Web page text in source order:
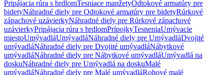
Pripájacia rúra s hrdlomTesniace manžetyOdtokové armatúry pre
bidetyNáhradné diely pre Odtokové armatúry pre bidetyRúrkové
zápachové uzávierkyNáhradné diely pre Rúrkové zápachové
uzávierkyPripájacia rúra s hrdlomPrípojkyTesneniaUmývacie
miestoUmývadláUmývadláNáhradné diely pre UmývadláDvojité
umývadláNáhradné diely pre Dvojité umývadláNábytkové
umývadláNáhradné diely pre Nábytkové umývadláUmývadlá na
doskuNáhradné diely pre Umývadlá na doskuMalé
umývadláNáhradné diely pre Malé umývadláRohové malé